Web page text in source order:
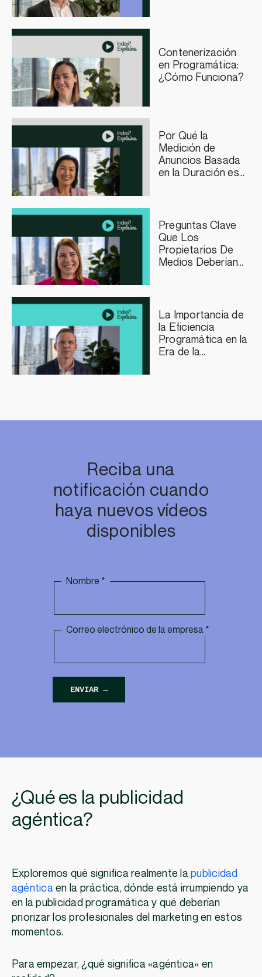
Contenerización
en Programática:
¿Cómo Funciona?
Por Qué la
Medición de
Anuncios Basada
en la Duración es
Preguntas Clave
Que Los
Propietarios De
Medios Deberían
La Importancia de
la Eficiencia
Programática en la
Era de la
Reciba una
notificación cuando
haya nuevos vídeos
disponibles
¿Qué es la publicidad
agéntica?
Exploremos qué significa realmente lapublicidad
agénticaen la práctica, dónde está irrumpiendo ya
en la publicidad programática y qué deberían
priorizar los profesionales del marketing en estos
momentos.
Para empezar, ¿qué significa «agéntica» en